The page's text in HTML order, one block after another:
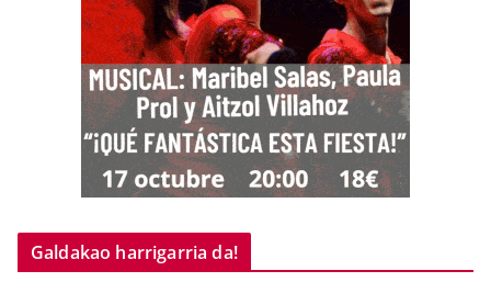
Galdakao harrigarria da!